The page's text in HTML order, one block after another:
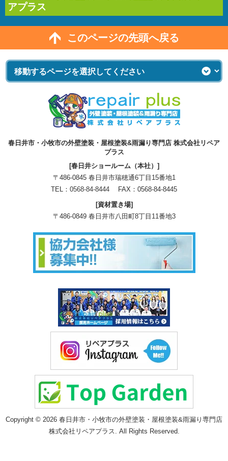
アプラス
このページの先頭へ戻る
春日井市・小牧市の外壁塗装・屋根塗装&雨漏り専門店 株式会社リペア
プラス
[春日井ショールーム（本社）]
〒486-0845 春日井市瑞穂通6丁目15番地1
TEL： 0568-84-8444 FAX：0568-84-8445
[資材置き場]
〒486-0849 春日井市八田町8丁目11番地3
Copyright © 2026 春日井市・小牧市の外壁塗装・屋根塗装&雨漏り専門店
株式会社リペアプラス. All Rights Reserved.